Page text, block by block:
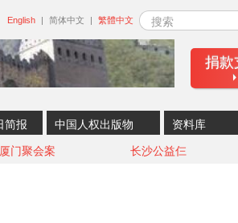
搜索
English 简体中文 繁體中文
捐款
简报 中国人权出版物 资料库
厦门聚会案 长沙公益仨